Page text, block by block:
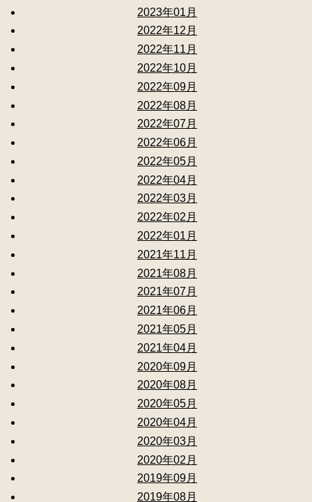
2023年01月
2022年12月
2022年11月
2022年10月
2022年09月
2022年08月
2022年07月
2022年06月
2022年05月
2022年04月
2022年03月
2022年02月
2022年01月
2021年11月
2021年08月
2021年07月
2021年06月
2021年05月
2021年04月
2020年09月
2020年08月
2020年05月
2020年04月
2020年03月
2020年02月
2019年09月
2019年08月